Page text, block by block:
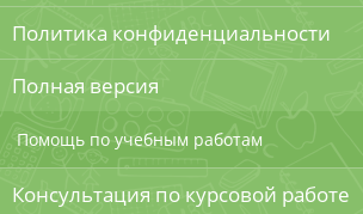
Политика конфиденциальности
Полная версия
Помощь по учебным работам
Консультация по курсовой работе